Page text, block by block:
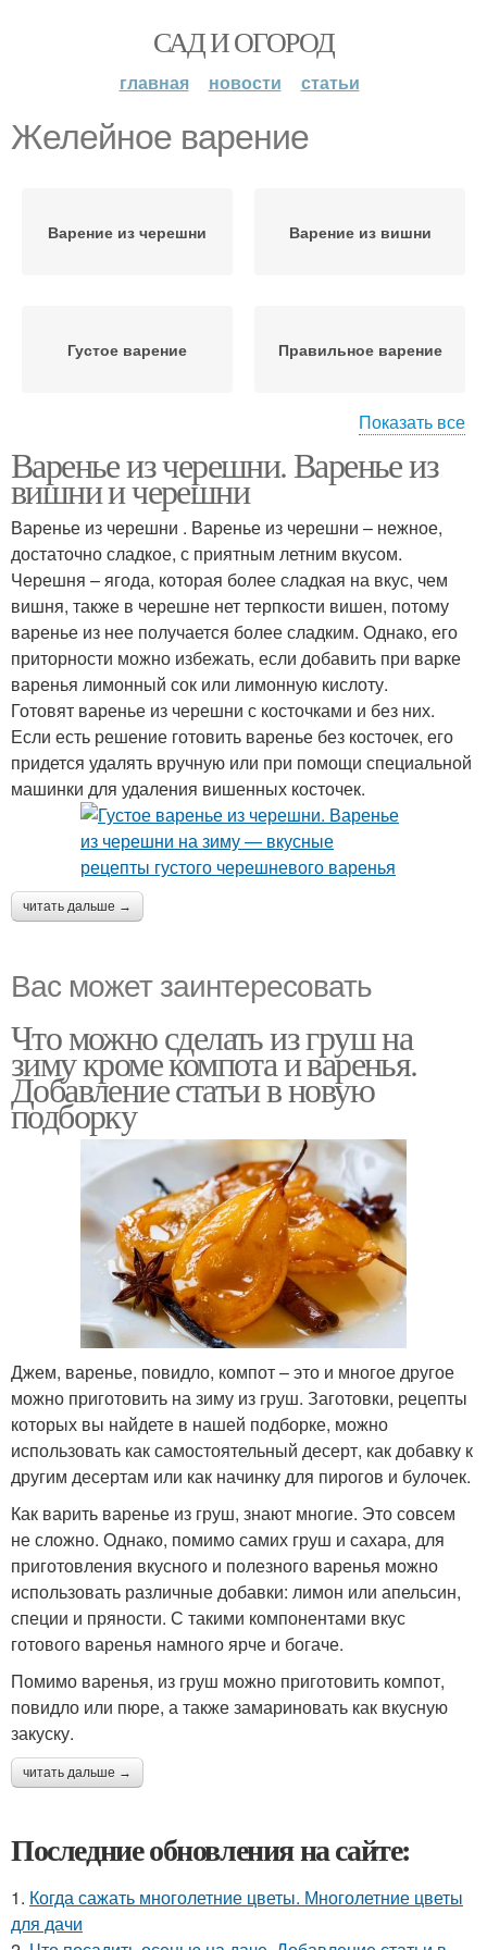
САД И ОГОРОД
главная новости статьи
Желейное варение
Варение из черешни Варение из вишни
Густое варение Правильное варение
Вишневое варение
Показать все
Варенье из черешни. Варенье из
вишни и черешни
Варенье из черешни . Варенье из черешни – нежное,
достаточно сладкое, с приятным летним вкусом.
Черешня – ягода, которая более сладкая на вкус, чем
вишня, также в черешне нет терпкости вишен, потому
варенье из нее получается более сладким. Однако, его
приторности можно избежать, если добавить при варке
варенья лимонный сок или лимонную кислоту.
Готовят варенье из черешни с косточками и без них.
Если есть решение готовить варенье без косточек, его
придется удалять вручную или при помощи специальной
машинки для удаления вишенных косточек.
читать дальше →
Вас может заинтересовать
Что можно сделать из груш на
зиму кроме компота и варенья.
Добавление статьи в новую
подборку
Джем, варенье, повидло, компот – это и многое другое
можно приготовить на зиму из груш. Заготовки, рецепты
которых вы найдете в нашей подборке, можно
использовать как самостоятельный десерт, как добавку к
другим десертам или как начинку для пирогов и булочек.
Как варить варенье из груш, знают многие. Это совсем
не сложно. Однако, помимо самих груш и сахара, для
приготовления вкусного и полезного варенья можно
использовать различные добавки: лимон или апельсин,
специи и пряности. С такими компонентами вкус
готового варенья намного ярче и богаче.
Помимо варенья, из груш можно приготовить компот,
повидло или пюре, а также замариновать как вкусную
закуску.
читать дальше →
Последние обновления на сайте:
1. Когда сажать многолетние цветы. Многолетние цветы
для дачи